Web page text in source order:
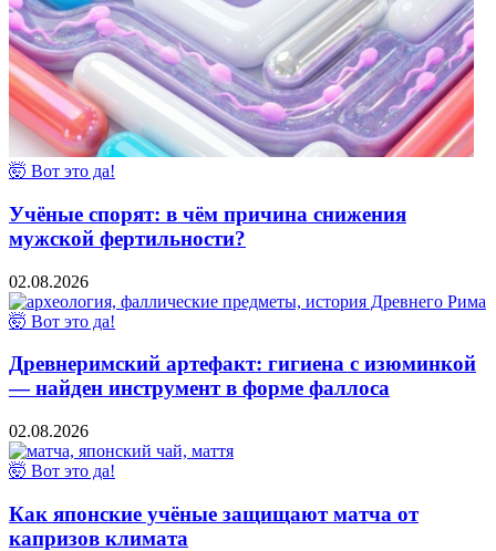
🤯 Вот это да!
Учёные спорят: в чём причина снижения
мужской фертильности?
02.08.2026
🤯 Вот это да!
Древнеримский артефакт: гигиена с изюминкой
— найден инструмент в форме фаллоса
02.08.2026
🤯 Вот это да!
Как японские учёные защищают матча от
капризов климата